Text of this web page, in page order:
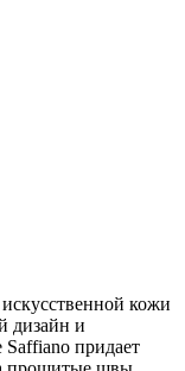
кожи
дизайн и
придает